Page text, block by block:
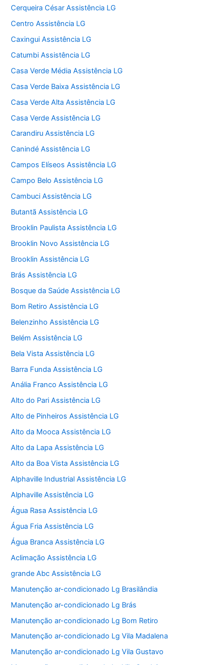
Cerqueira César Assistência LG
Centro Assistência LG
Caxingui Assistência LG
Catumbi Assistência LG
Casa Verde Média Assistência LG
Casa Verde Baixa Assistência LG
Casa Verde Alta Assistência LG
Casa Verde Assistência LG
Carandiru Assistência LG
Canindé Assistência LG
Campos Elíseos Assistência LG
Campo Belo Assistência LG
Cambuci Assistência LG
Butantã Assistência LG
Brooklin Paulista Assistência LG
Brooklin Novo Assistência LG
Brooklin Assistência LG
Brás Assistência LG
Bosque da Saúde Assistência LG
Bom Retiro Assistência LG
Belenzinho Assistência LG
Belém Assistência LG
Bela Vista Assistência LG
Barra Funda Assistência LG
Anália Franco Assistência LG
Alto do Pari Assistência LG
Alto de Pinheiros Assistência LG
Alto da Mooca Assistência LG
Alto da Lapa Assistência LG
Alto da Boa Vista Assistência LG
Alphaville Industrial Assistência LG
Alphaville Assistência LG
Água Rasa Assistência LG
Água Fria Assistência LG
Água Branca Assistência LG
Aclimação Assistência LG
grande Abc Assistência LG
Manutenção ar-condicionado Lg Brasilândia
Manutenção ar-condicionado Lg Brás
Manutenção ar-condicionado Lg Bom Retiro
Manutenção ar-condicionado Lg Vila Madalena
Manutenção ar-condicionado Lg Vila Gustavo